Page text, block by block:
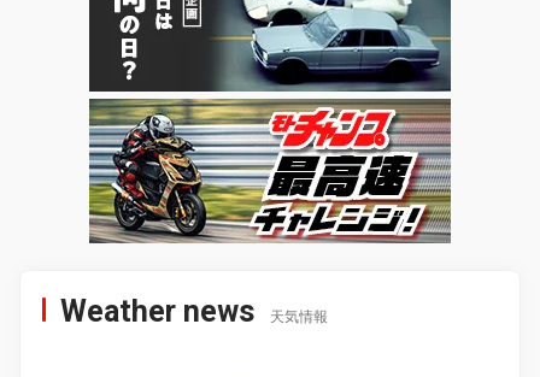
Weather news 天気情報